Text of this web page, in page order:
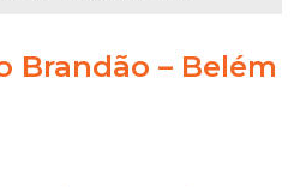
Brandão – Belém